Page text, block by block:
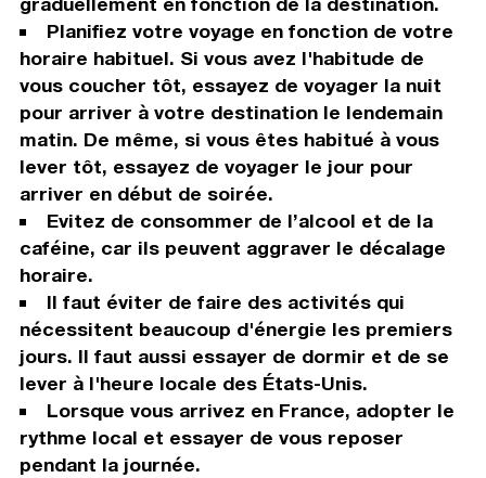
Planifiez votre voyage en fonction de votre
horaire habituel. Si vous avez l'habitude de
vous coucher tôt, essayez de voyager la nuit
pour arriver à votre destination le lendemain
matin. De même, si vous êtes habitué à vous
lever tôt, essayez de voyager le jour pour
arriver en début de soirée.
Evitez de consommer de l’alcool et de la
caféine, car ils peuvent aggraver le décalage
horaire.
Il faut éviter de faire des activités qui
nécessitent beaucoup d'énergie les premiers
jours. Il faut aussi essayer de dormir et de se
lever à l'heure locale des États-Unis.
Lorsque vous arrivez en France, adopter le
rythme local et essayer de vous reposer
pendant la journée.